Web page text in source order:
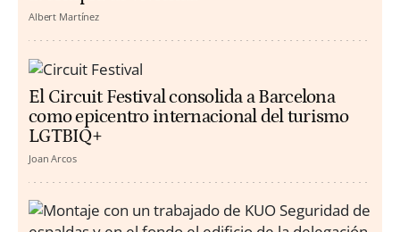
Albert Martínez
El Circuit Festival consolida a Barcelona
como epicentro internacional del turismo
LGTBIQ+
Joan Arcos